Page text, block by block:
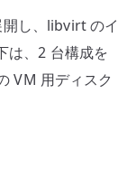
し、libvirt のイ
は、2 台構成を
VM 用ディスク